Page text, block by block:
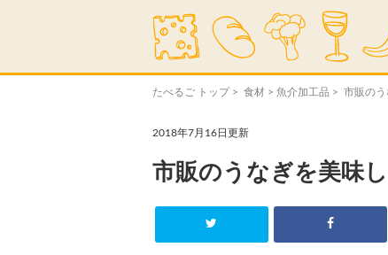
たべるご トップ> 食材 > 魚介加工品 > 市販のう
2018年7月16日更新
市販のうなぎを美味